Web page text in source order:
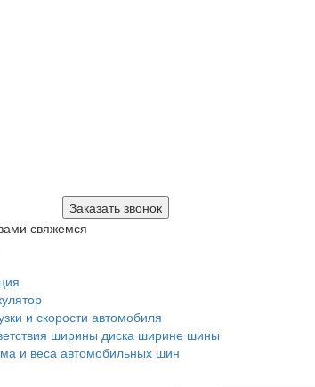
Заказать звонок
свяжемся
и скорости автомобиля
ширины диска ширине шины
и веса автомобильных шин